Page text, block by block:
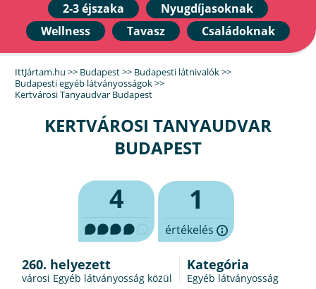
2-3 éjszaka
Nyugdíjasoknak
Wellness
Tavasz Családoknak
IttJártam.hu >> Budapest>> Budapesti látnivalók>>
Budapesti egyéb látványosságok>>
Kertvárosi Tanyaudvar Budapest
KERTVÁROSI TANYAUDVAR
BUDAPEST
4 1
értékelés
260. helyezett
városi Egyéb látványosság közül
Kategória
Egyéb látványosság